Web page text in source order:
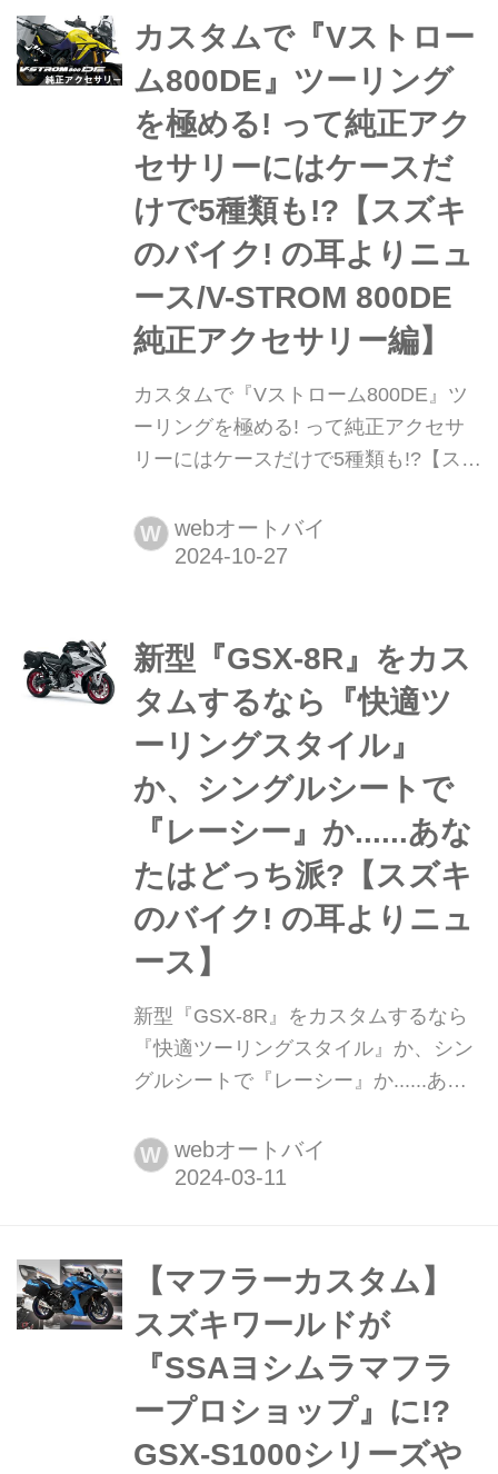
しい「シート高を下げる2つのおすす
め方法」をご紹介します!
カスタムで『Vストロー
ム800DE』ツーリング
を極める! って純正アク
セサリーにはケースだ
けで5種類も!?【スズキ
のバイク! の耳よりニュ
ース/V-STROM 800DE
純正アクセサリー編】
カスタムで『Vストローム800DE』ツ
ーリングを極める! って純正アクセサ
リーにはケースだけで5種類も!?【スズ
STROM 800DE 純正アクセサリー編】
『Vストローム800DE』の純正アクセ
ですが、アクセサリーでさらにパワー
アップしますよ!
W webオートバイ
新型『GSX-8R』をカス
タムするなら『快適ツ
ーリングスタイル』
か、シングルシートで
『レーシー』か......あな
たはどっち派?【スズキ
のバイク! の耳よりニュ
ース】
新型『GSX-8R』をカスタムするなら
『快適ツーリングスタイル』か、シン
グルシートで『レーシー』か......あな
よりニュース】 2024年1月25日に発売
されたスズキの新型『GSX-8R』の純
W webオートバイ
【マフラーカスタム】
スズキワールドが
『SSAヨシムラマフラ
ープロショップ』に!?
GSX-S1000シリーズや